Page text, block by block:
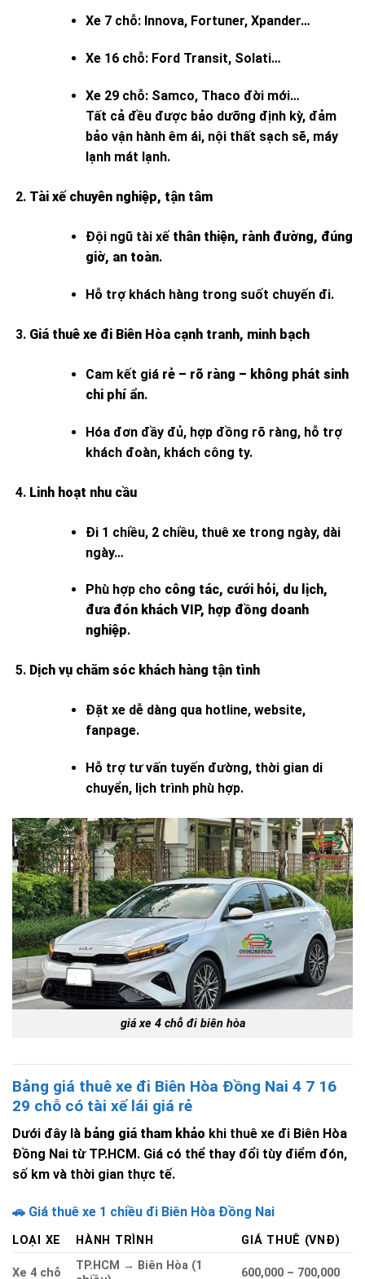
Xe 7 chỗ: Innova, Fortuner, Xpander…
Xe 16 chỗ: Ford Transit, Solati…
Xe 29 chỗ: Samco, Thaco đời mới…
Tất cả đều được bảo dưỡng định kỳ, đảm
bảo vận hành êm ái, nội thất sạch sẽ, máy
lạnh mát lạnh.
Tài xế chuyên nghiệp, tận tâm
Đội ngũ tài xế thân thiện, rành đường, đúng
giờ, an toàn.
Hỗ trợ khách hàng trong suốt chuyến đi.
Giá thuê xe đi Biên Hòa cạnh tranh, minh bạch
Cam kết giá rẻ – rõ ràng – không phát sinh
chi phí ẩn.
Hóa đơn đầy đủ, hợp đồng rõ ràng, hỗ trợ
khách đoàn, khách công ty.
Linh hoạt nhu cầu
Đi 1 chiều, 2 chiều, thuê xe trong ngày, dài
ngày…
Phù hợp cho công tác, cưới hỏi, du lịch,
đưa đón khách VIP, hợp đồng doanh
nghiệp.
Dịch vụ chăm sóc khách hàng tận tình
Đặt xe dễ dàng qua hotline, website,
fanpage.
Hỗ trợ tư vấn tuyến đường, thời gian di
chuyển, lịch trình phù hợp.
giá xe 4 chỗ đi biên hòa
Bảng giá thuê xe đi Biên Hòa Đồng Nai 4 7 16
29 chỗ có tài xế lái giá rẻ
Dưới đây là bảng giá tham khảo khi thuê xe đi Biên Hòa
Đồng Nai từ TP.HCM. Giá có thể thay đổi tùy điểm đón,
số km và thời gian thực tế.
🚗 Giá thuê xe 1 chiều đi Biên Hòa Đồng Nai
LOẠI XE HÀNH TRÌNH GIÁ THUÊ (VNĐ)
Xe 4 chỗ
TP.HCM → Biên Hòa (1
600,000 – 700,000